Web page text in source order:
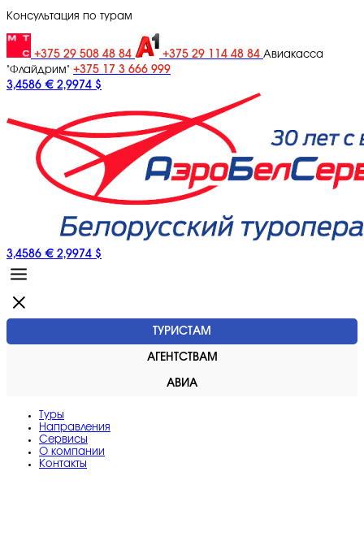
Консультация по турам
+375 29 508 48 84 +375 29 114 48 84 Авиакасса
"Флайдрим" +375 17 3 666 999
3,4586 € 2,9974 $
3,4586 € 2,9974 $
ТУРИСТАМ
АГЕНТСТВАМ
АВИА
Туры
Направления
Сервисы
O компании
Контакты